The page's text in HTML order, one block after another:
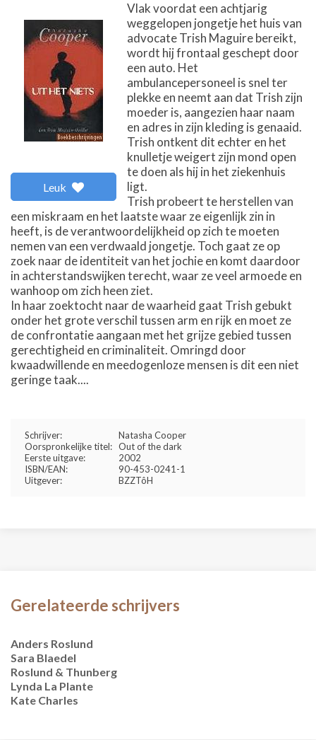
Leuk
Vlak voordat een achtjarig
weggelopen jongetje het huis van
advocate Trish Maguire bereikt,
wordt hij frontaal geschept door
een auto. Het
ambulancepersoneel is snel ter
plekke en neemt aan dat Trish zijn
moeder is, aangezien haar naam
en adres in zijn kleding is genaaid.
Trish ontkent dit echter en het
knulletje weigert zijn mond open
te doen als hij in het ziekenhuis
ligt.
Trish probeert te herstellen van
een miskraam en het laatste waar ze eigenlijk zin in
heeft, is de verantwoordelijkheid op zich te moeten
nemen van een verdwaald jongetje. Toch gaat ze op
zoek naar de identiteit van het jochie en komt daardoor
in achterstandswijken terecht, waar ze veel armoede en
wanhoop om zich heen ziet.
In haar zoektocht naar de waarheid gaat Trish gebukt
onder het grote verschil tussen arm en rijk en moet ze
de confrontatie aangaan met het grijze gebied tussen
gerechtigheid en criminaliteit. Omringd door
kwaadwillende en meedogenloze mensen is dit een niet
geringe taak....
Schrijver:
Natasha Cooper
Oorspronkelijke titel: Out of the dark
Eerste uitgave:
2002
ISBN/EAN:
90-453-0241-1
Uitgever:
BZZTôH
Gerelateerde schrijvers
Anders Roslund
Sara Blaedel
Roslund & Thunberg
Lynda La Plante
Kate Charles